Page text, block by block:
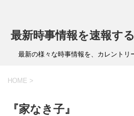
最新時事情報を速報す
最新の様々な時事情報を、カレントリ
HOME >
『家なき子』